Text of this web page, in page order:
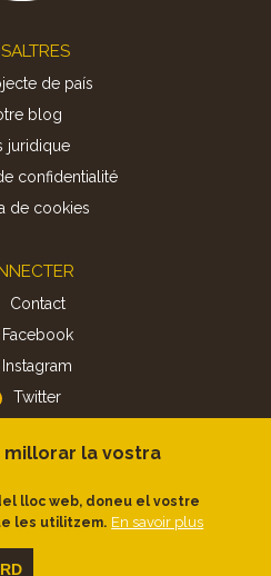
de país
blog
juridique
confidentialité
de cookies
Contact
Facebook
Instagram
Twitter
APP
iOS
millorar la vostra
lloc web, doneu el vostre
les utilitzem. En savoir plus